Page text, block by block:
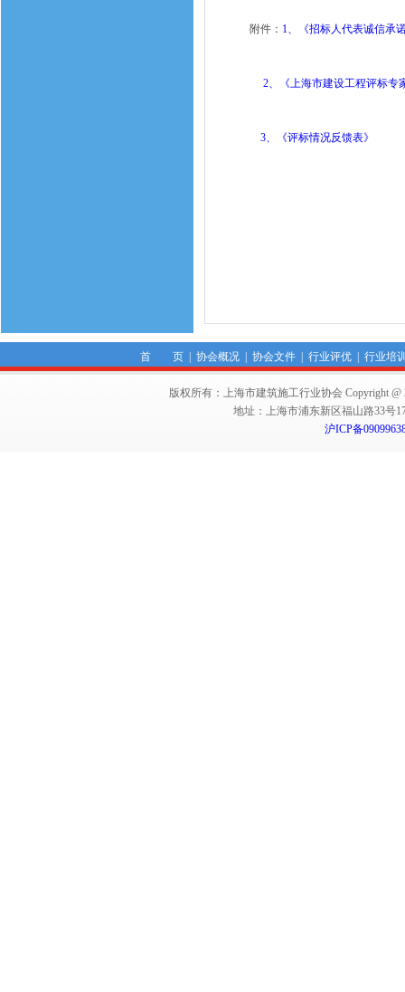
附件： 1、《招标人代表诚信承
2、《上海市建设工程评标专家
3、《评标情况反馈表》
首 页| 协会概况| 协会文件| 行业评优| 行业培
版权所有：上海市建筑施工行业协会 Copyright @
地址：上海市浦东新区福山路33号
沪ICP备